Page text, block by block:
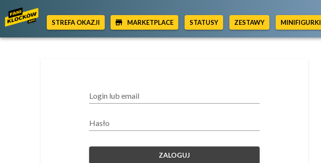
STREFA OKAZJI MARKETPLACE STATUSY ZESTAWY MINIFIGURKI
Login lub email
Hasło
ZALOGUJ